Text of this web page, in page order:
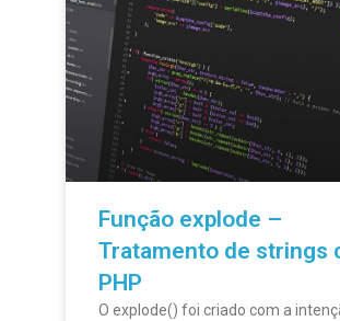
Função explode –
Tratamento de strings
PHP
O explode() foi criado com a